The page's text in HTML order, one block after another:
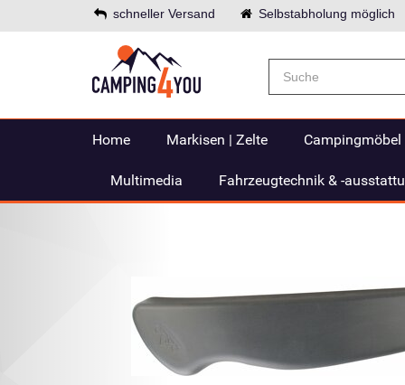
schneller Versand Selbstabholung möglich
Home Markisen | Zelte Campingmöbel
Multimedia Fahrzeugtechnik & -